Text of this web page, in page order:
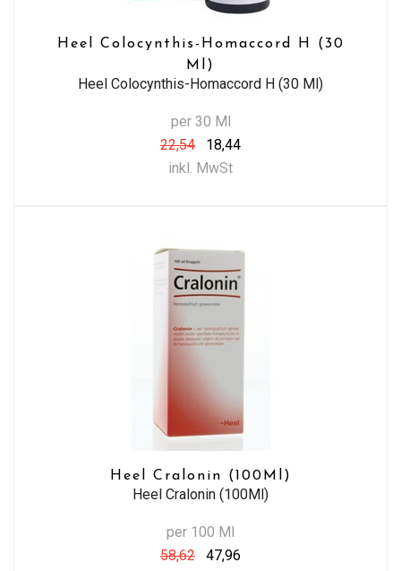
Heel Colocynthis-Homaccord H (30
Ml)
Heel Colocynthis-Homaccord H (30 Ml)
per 30 Ml
22,54
18,44
inkl. MwSt
Heel Cralonin (100Ml)
Heel Cralonin (100Ml)
per 100 Ml
58,62
47,96